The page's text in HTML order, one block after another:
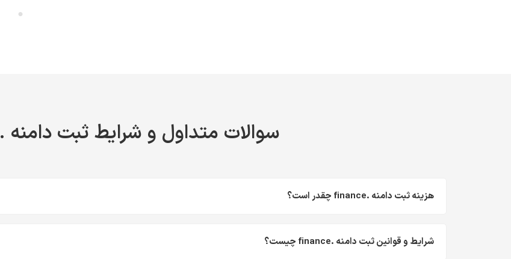
سوالات متداول و شرایط ثبت دامنه .finance
هزینه ثبت دامنه .finance چقدر است؟
شرایط و قوانین ثبت دامنه .finance چیست؟